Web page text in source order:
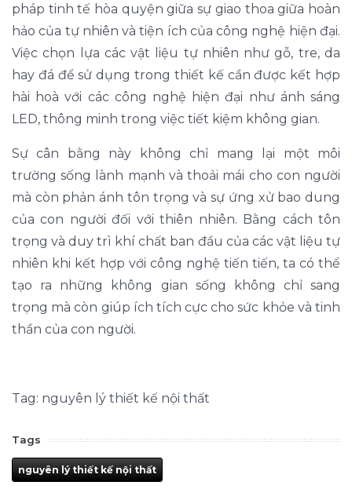
pháp tinh tế hòa quyện giữa sự giao thoa giữa hoàn
hảo của tự nhiên và tiện ích của công nghệ hiện đại.
Việc chọn lựa các vật liệu tự nhiên như gỗ, tre, da
hay đá để sử dụng trong thiết kế cần được kết hợp
hài hoà với các công nghệ hiện đại như ánh sáng
LED, thông minh trong việc tiết kiệm không gian.
Sự cân bằng này không chỉ mang lại một môi
trường sống lành mạnh và thoải mái cho con người
mà còn phản ánh tôn trọng và sự ứng xử bao dung
của con người đối với thiên nhiên. Bằng cách tôn
trọng và duy trì khí chất ban đầu của các vật liệu tự
nhiên khi kết hợp với công nghệ tiến tiến, ta có thể
tạo ra những không gian sống không chỉ sang
trọng mà còn giúp ích tích cực cho sức khỏe và tinh
thần của con người.
Tag: nguyên lý thiết kế nội thất
Tags
nguyên lý thiết kế nội thất